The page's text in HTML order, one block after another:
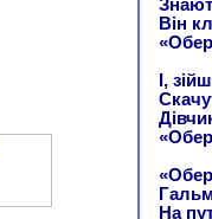
Він
І,
На